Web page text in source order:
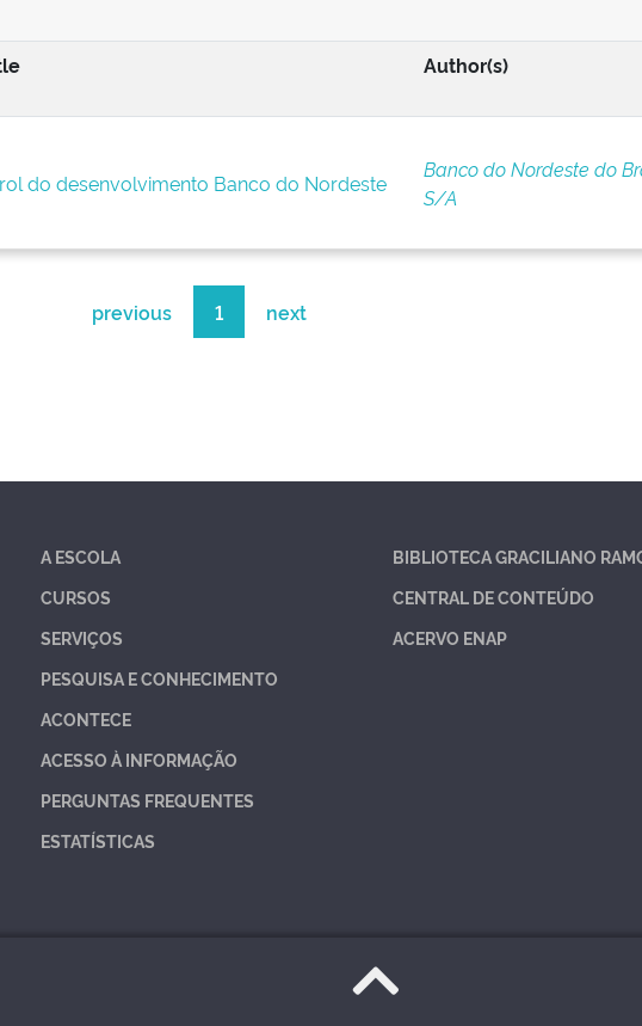
Author(s)
do desenvolvimento Banco do Nordeste
Banco do Nordeste do
S/A
previous 1 next
A ESCOLA
CURSOS
SERVIÇOS
PESQUISA E CONHECIMENTO
ACONTECE
ACESSO À INFORMAÇÃO
PERGUNTAS FREQUENTES
ESTATÍSTICAS
BIBLIOTECA GRACILIANO
CENTRAL DE CONTEÚDO
ACERVO ENAP